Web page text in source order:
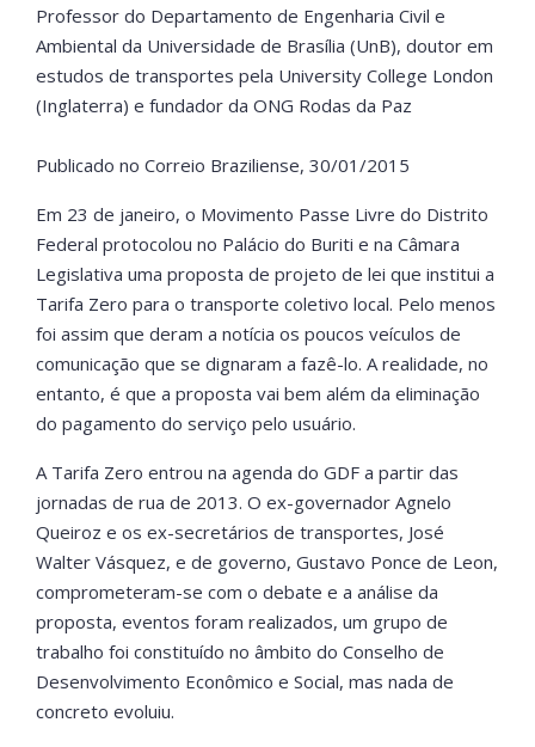
Professor do Departamento de Engenharia Civil e
Ambiental da Universidade de Brasília (UnB), doutor em
estudos de transportes pela University College London
(Inglaterra) e fundador da ONG Rodas da Paz
Publicado no Correio Braziliense, 30/01/2015
Em 23 de janeiro, o Movimento Passe Livre do Distrito
Federal protocolou no Palácio do Buriti e na Câmara
Legislativa uma proposta de projeto de lei que institui a
Tarifa Zero para o transporte coletivo local. Pelo menos
foi assim que deram a notícia os poucos veículos de
comunicação que se dignaram a fazê-lo. A realidade, no
entanto, é que a proposta vai bem além da eliminação
do pagamento do serviço pelo usuário.
A Tarifa Zero entrou na agenda do GDF a partir das
jornadas de rua de 2013. O ex-governador Agnelo
Queiroz e os ex-secretários de transportes, José
Walter Vásquez, e de governo, Gustavo Ponce de Leon,
comprometeram-se com o debate e a análise da
proposta, eventos foram realizados, um grupo de
trabalho foi constituído no âmbito do Conselho de
Desenvolvimento Econômico e Social, mas nada de
concreto evoluiu.